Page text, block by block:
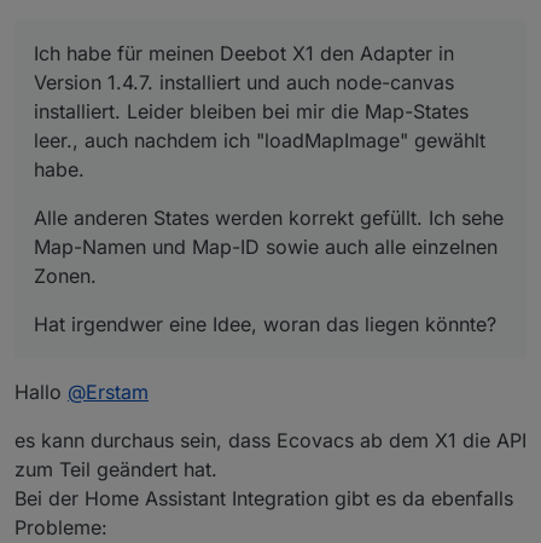
Ich habe für meinen Deebot X1 den Adapter in
Version 1.4.7. installiert und auch node-canvas
installiert. Leider bleiben bei mir die Map-States
leer., auch nachdem ich "loadMapImage" gewählt
habe.
Alle anderen States werden korrekt gefüllt. Ich sehe
Map-Namen und Map-ID sowie auch alle einzelnen
Zonen.
Hat irgendwer eine Idee, woran das liegen könnte?
Hallo @Erstam
es kann durchaus sein, dass Ecovacs ab dem X1 die API
zum Teil geändert hat.
Bei der Home Assistant Integration gibt es da ebenfalls
Probleme: